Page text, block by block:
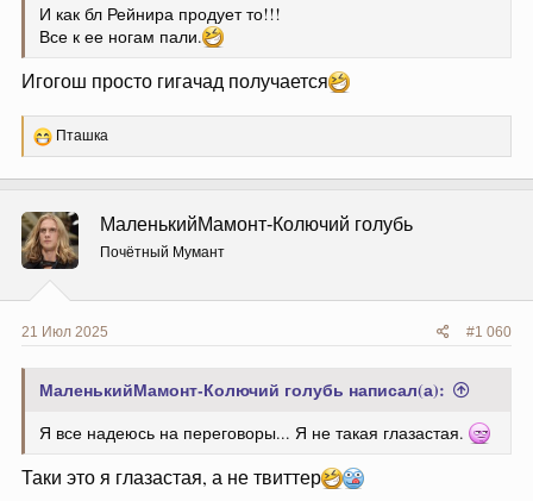
И как бл Рейнира продует то!!!
Все к ее ногам пали.
Игогош просто гигачад получается
Р
ц
и
и
:
Пташка
МаленькийМамонт-Колючий голубь
Почётный Мумант
21 Июл 2025 #1 060
МаленькийМамонт-Колючий голубь написал(а):
Я все надеюсь на переговоры... Я не такая глазастая.
Таки это я глазастая, а не твиттер